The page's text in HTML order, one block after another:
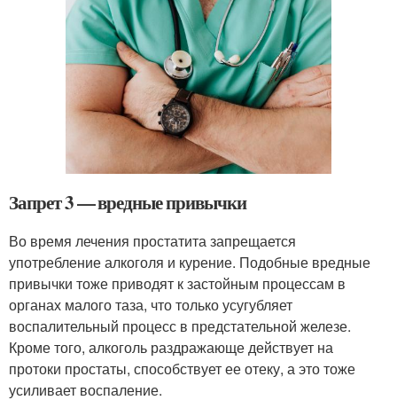
Запрет 3 — вредные привычки
Во время лечения простатита запрещается
употребление алкоголя и курение. Подобные вредные
привычки тоже приводят к застойным процессам в
органах малого таза, что только усугубляет
воспалительный процесс в предстательной железе.
Кроме того, алкоголь раздражающе действует на
протоки простаты, способствует ее отеку, а это тоже
усиливает воспаление.